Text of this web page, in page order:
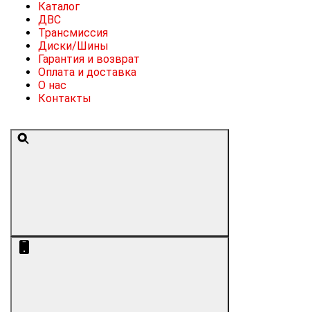
Каталог
ДВС
Трансмиссия
Диски/Шины
Гарантия и возврат
Оплата и доставка
О нас
Контакты